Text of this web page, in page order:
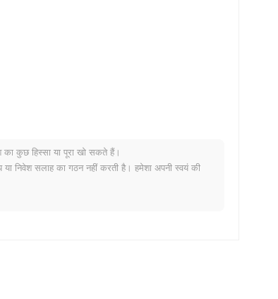
से कम प्रदर्शन किया। यह व्यापक बाजार गति के सापेक्ष DND की
का कुछ हिस्सा या पूरा खो सकते हैं।
निवेश सलाह का गठन नहीं करती है। हमेशा अपनी स्वयं की